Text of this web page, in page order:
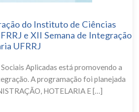
do Instituto de Ciências
e XII Semana de Integração
UFRRJ
Aplicadas está promovendo a
A programação foi planejada
HOTELARIA E […]